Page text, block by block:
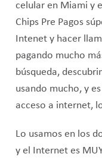
celular en Miami y
Chips Pre Pagos
Intenet y hacer
pagando mucho
búsqueda,
usando mucho, y
acceso a internet,
Lo usamos en los
y el Internet es